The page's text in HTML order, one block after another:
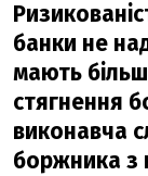
банки не
мають
стягнення
виконавча
боржника з